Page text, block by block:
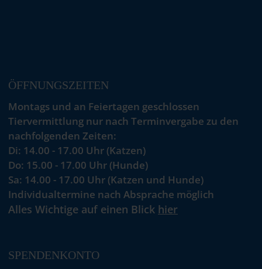
ÖFFNUNGSZEITEN
Montags und an Feiertagen geschlossen
Tiervermittlung nur nach Terminvergabe zu den
nachfolgenden Zeiten:
Di: 14.00 - 17.00 Uhr (Katzen)
Do: 15.00 - 17.00 Uhr (Hunde)
Sa: 14.00 - 17.00 Uhr (Katzen und Hunde)
Individualtermine nach Absprache möglich
Alles Wichtige auf einen Blick hier
SPENDENKONTO